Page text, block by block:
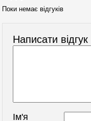
Поки немає відгуків
Написати відгук
Ім'я